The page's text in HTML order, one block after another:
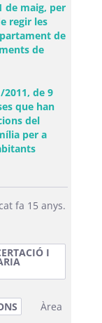
de maig, per
regir les
de
de
2011, de 9
que han
del
per a
fa 15 anys.
I
Àrea